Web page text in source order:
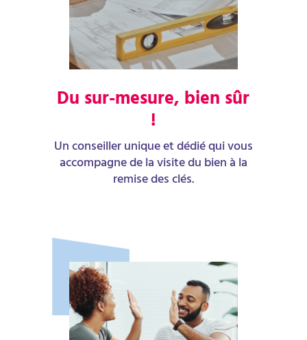
Du sur-mesure, bien sûr
!
Un conseiller unique et dédié qui vous
accompagne de la visite du bien à la
remise des clés.